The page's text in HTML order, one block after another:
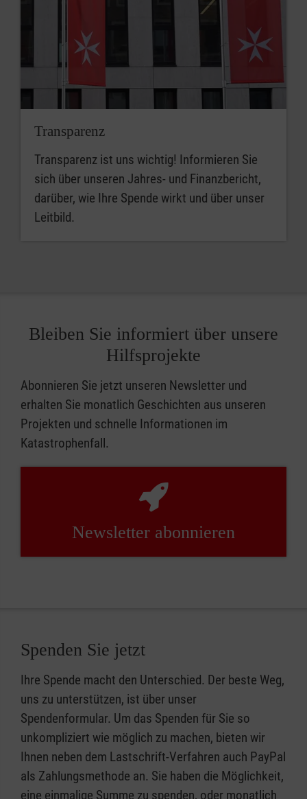
Transparenz
Transparenz ist uns wichtig! Informieren Sie
sich über unseren Jahres- und Finanzbericht,
darüber, wie Ihre Spende wirkt und über unser
Leitbild.
Bleiben Sie informiert über unsere
Hilfsprojekte
Abonnieren Sie jetzt unseren Newsletter und
erhalten Sie monatlich Geschichten aus unseren
Projekten und schnelle Informationen im
Katastrophenfall.
Newsletter abonnieren
Spenden Sie jetzt
Ihre Spende macht den Unterschied. Der beste Weg,
uns zu unterstützen, ist über unser
Spendenformular. Um das Spenden für Sie so
unkompliziert wie möglich zu machen, bieten wir
Ihnen neben dem Lastschrift-Verfahren auch PayPal
als Zahlungsmethode an. Sie haben die Möglichkeit,
eine einmalige Summe zu spenden, oder monatlich